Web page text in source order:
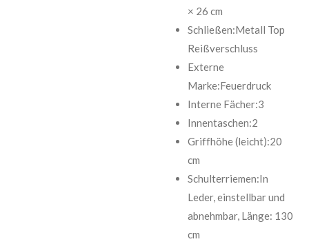
× 26 cm
Schließen:Metall Top
Reißverschluss
Externe
Marke:Feuerdruck
Interne Fächer:3
Innentaschen:2
Griffhöhe (leicht):20
cm
Schulterriemen:In
Leder, einstellbar und
abnehmbar, Länge: 130
cm